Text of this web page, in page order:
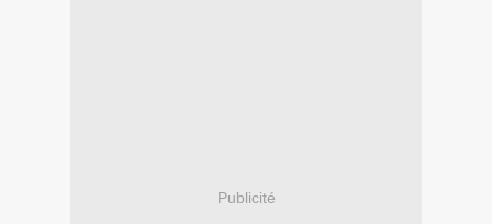
Publicité